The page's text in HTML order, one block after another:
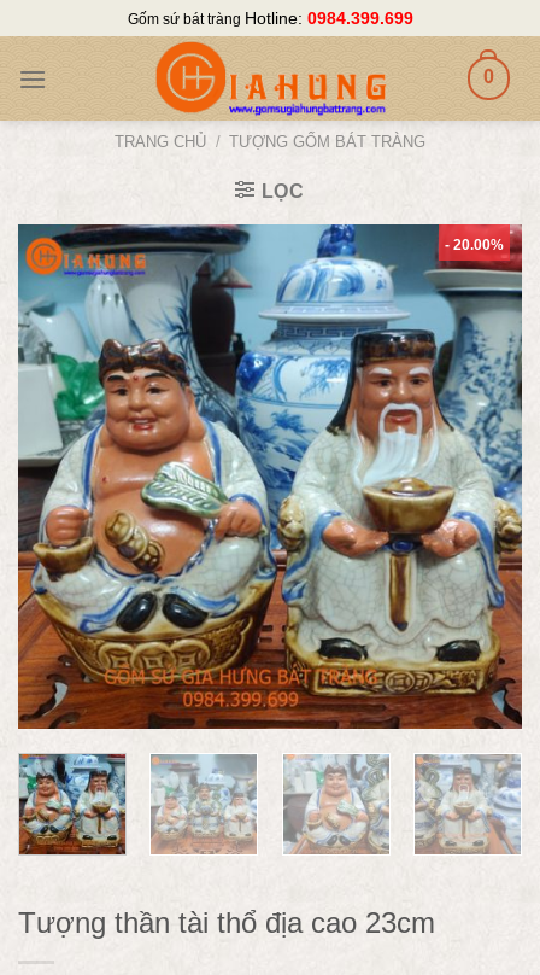
content
Gốm sứ bát tràng Hotline: 0984.399.699
0
TRANG CHỦ / TƯỢNG GỐM BÁT TRÀNG
LỌC
- 20.00%
Tượng thần tài thổ địa cao 23cm